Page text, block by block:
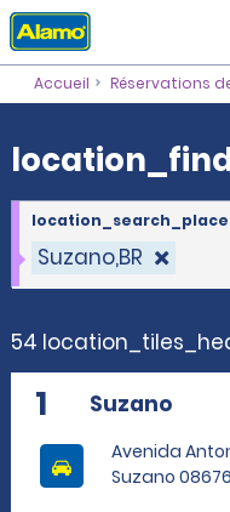
location_finder_title
Accueil Réservations
Suzano,BR
54
1 Suzano
Avenida
Suzano